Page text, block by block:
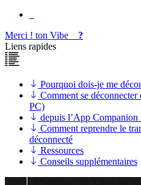
Merci ! ton Vibe
?
Liens rapides
Pourquoi dois-je me
Comment se
PC)
depuis l’App
Comment reprendre le
déconnecté
Ressources
Conseils supplémentaires